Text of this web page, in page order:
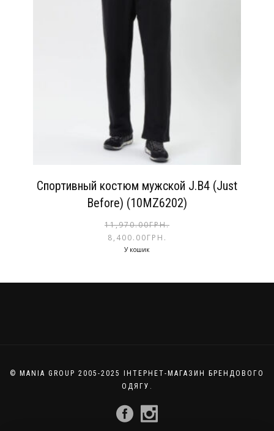
Спортивный костюм мужской J.B4 (Just
Before) (10MZ6202)
11,970.00ГРН.
8,400.00ГРН.
У кошик
© MANIA GROUP 2005-2025 ІНТЕРНЕТ-МАГАЗИН БРЕНДОВОГО
ОДЯГУ.